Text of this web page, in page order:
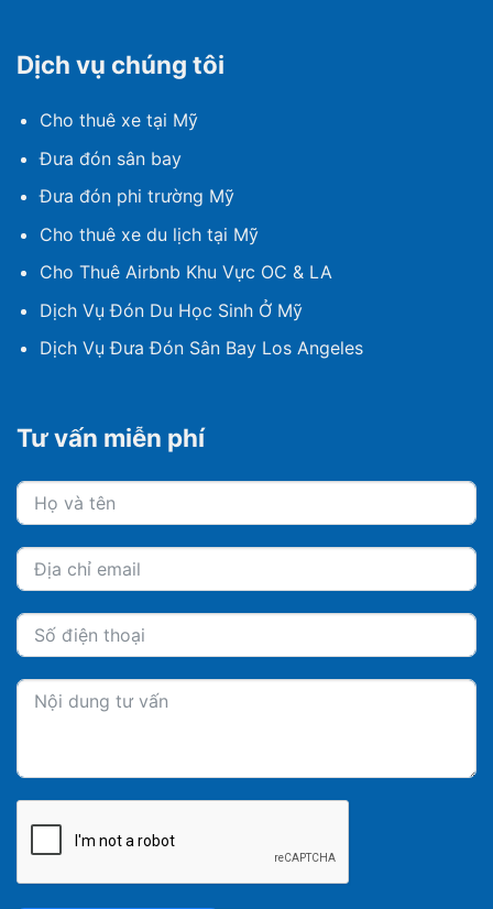
Dịch vụ chúng tôi
Cho thuê xe tại Mỹ
Đưa đón sân bay
Đưa đón phi trường Mỹ
Cho thuê xe du lịch tại Mỹ
Cho Thuê Airbnb Khu Vực OC & LA
Dịch Vụ Đón Du Học Sinh Ở Mỹ
Dịch Vụ Đưa Đón Sân Bay Los Angeles
Tư vấn miễn phí